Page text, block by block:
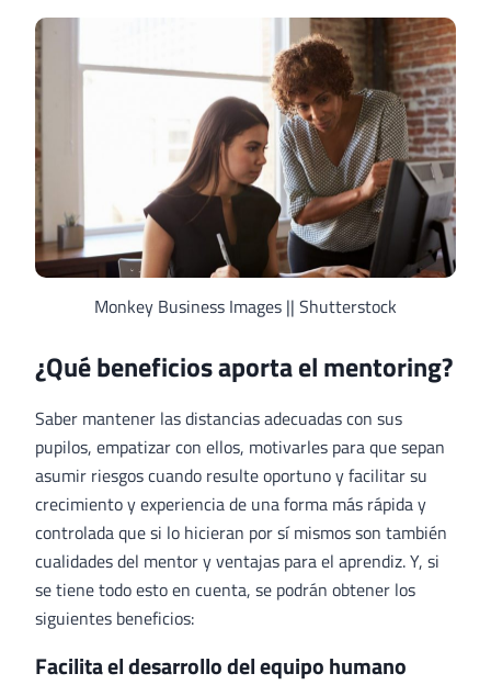
Monkey Business Images || Shutterstock
¿Qué beneficios aporta el mentoring?
Saber mantener las distancias adecuadas con sus
pupilos, empatizar con ellos, motivarles para que sepan
asumir riesgos cuando resulte oportuno y facilitar su
crecimiento y experiencia de una forma más rápida y
controlada que si lo hicieran por sí mismos son también
cualidades del mentor y ventajas para el aprendiz. Y, si
se tiene todo esto en cuenta, se podrán obtener los
siguientes beneficios:
Facilita el desarrollo del equipo humano